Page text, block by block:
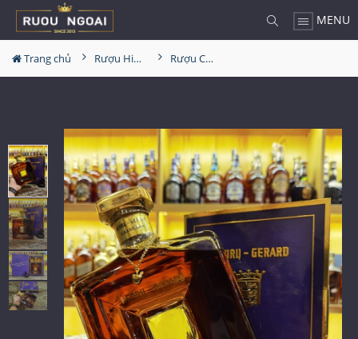
MENU
Trang chủ Rượu Hiếm - Cũ Rượu Calvados Henry Gerard Extra Very Old